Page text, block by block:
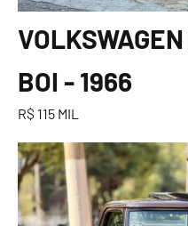
BOI - 1966
R$ 115 MIL